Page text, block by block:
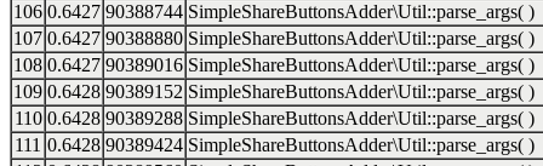
106 0.6427 90388744 SimpleShareButtonsAdder\Util::parse_args( )
107 0.6427 90388880 SimpleShareButtonsAdder\Util::parse_args( )
108 0.6427 90389016 SimpleShareButtonsAdder\Util::parse_args( )
109 0.6428 90389152 SimpleShareButtonsAdder\Util::parse_args( )
110 0.6428 90389288 SimpleShareButtonsAdder\Util::parse_args( )
111 0.6428 90389424 SimpleShareButtonsAdder\Util::parse_args( )